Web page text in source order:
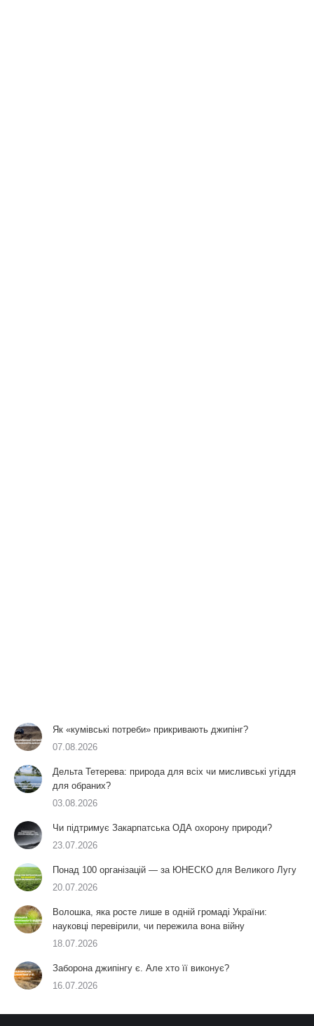
Як «кумівські потреби» прикривають джипінг?
07.08.2026
Дельта Тетерева: природа для всіх чи мисливські угіддя
для обраних?
03.08.2026
Чи підтримує Закарпатська ОДА охорону природи?
23.07.2026
Понад 100 організацій — за ЮНЕСКО для Великого Лугу
20.07.2026
Волошка, яка росте лише в одній громаді України:
науковці перевірили, чи пережила вона війну
18.07.2026
Заборона джипінгу є. Але хто її виконує?
16.07.2026